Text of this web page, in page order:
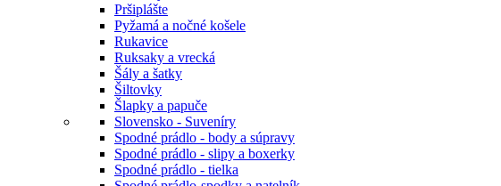
Pršiplášte
Pyžamá a nočné košele
Rukavice
Ruksaky a vrecká
Šály a šatky
Šiltovky
Šlapky a papuče
Slovensko - Suveníry
Spodné prádlo - body a súpravy
Spodné prádlo - slipy a boxerky
Spodné prádlo - tielka